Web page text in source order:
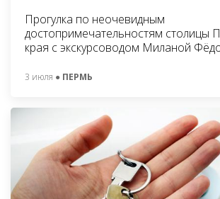
Прогулка по неочевидным
достопримечательностям столицы
края с экскурсоводом Миланой
3 июля ● ПЕРМЬ